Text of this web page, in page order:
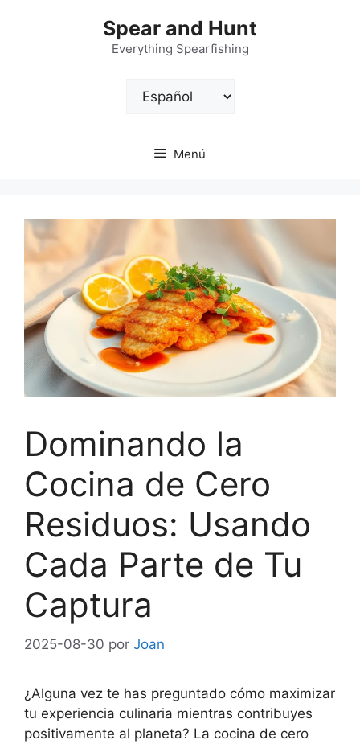
Spear and Hunt
Everything Spearfishing
Elegir
Menú
Dominando la
Cocina de Cero
Residuos: Usando
Cada Parte de Tu
Captura
2025-08-30 por Joan
¿Alguna vez te has preguntado cómo maximizar
tu experiencia culinaria mientras contribuyes
positivamente al planeta? La cocina de cero